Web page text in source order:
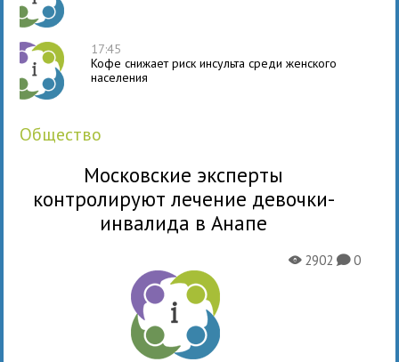
17:45
Кофе снижает риск инсульта среди женского
населения
общество
Московские эксперты
контролируют лечение девочки-
инвалида в Анапе
X2902K0